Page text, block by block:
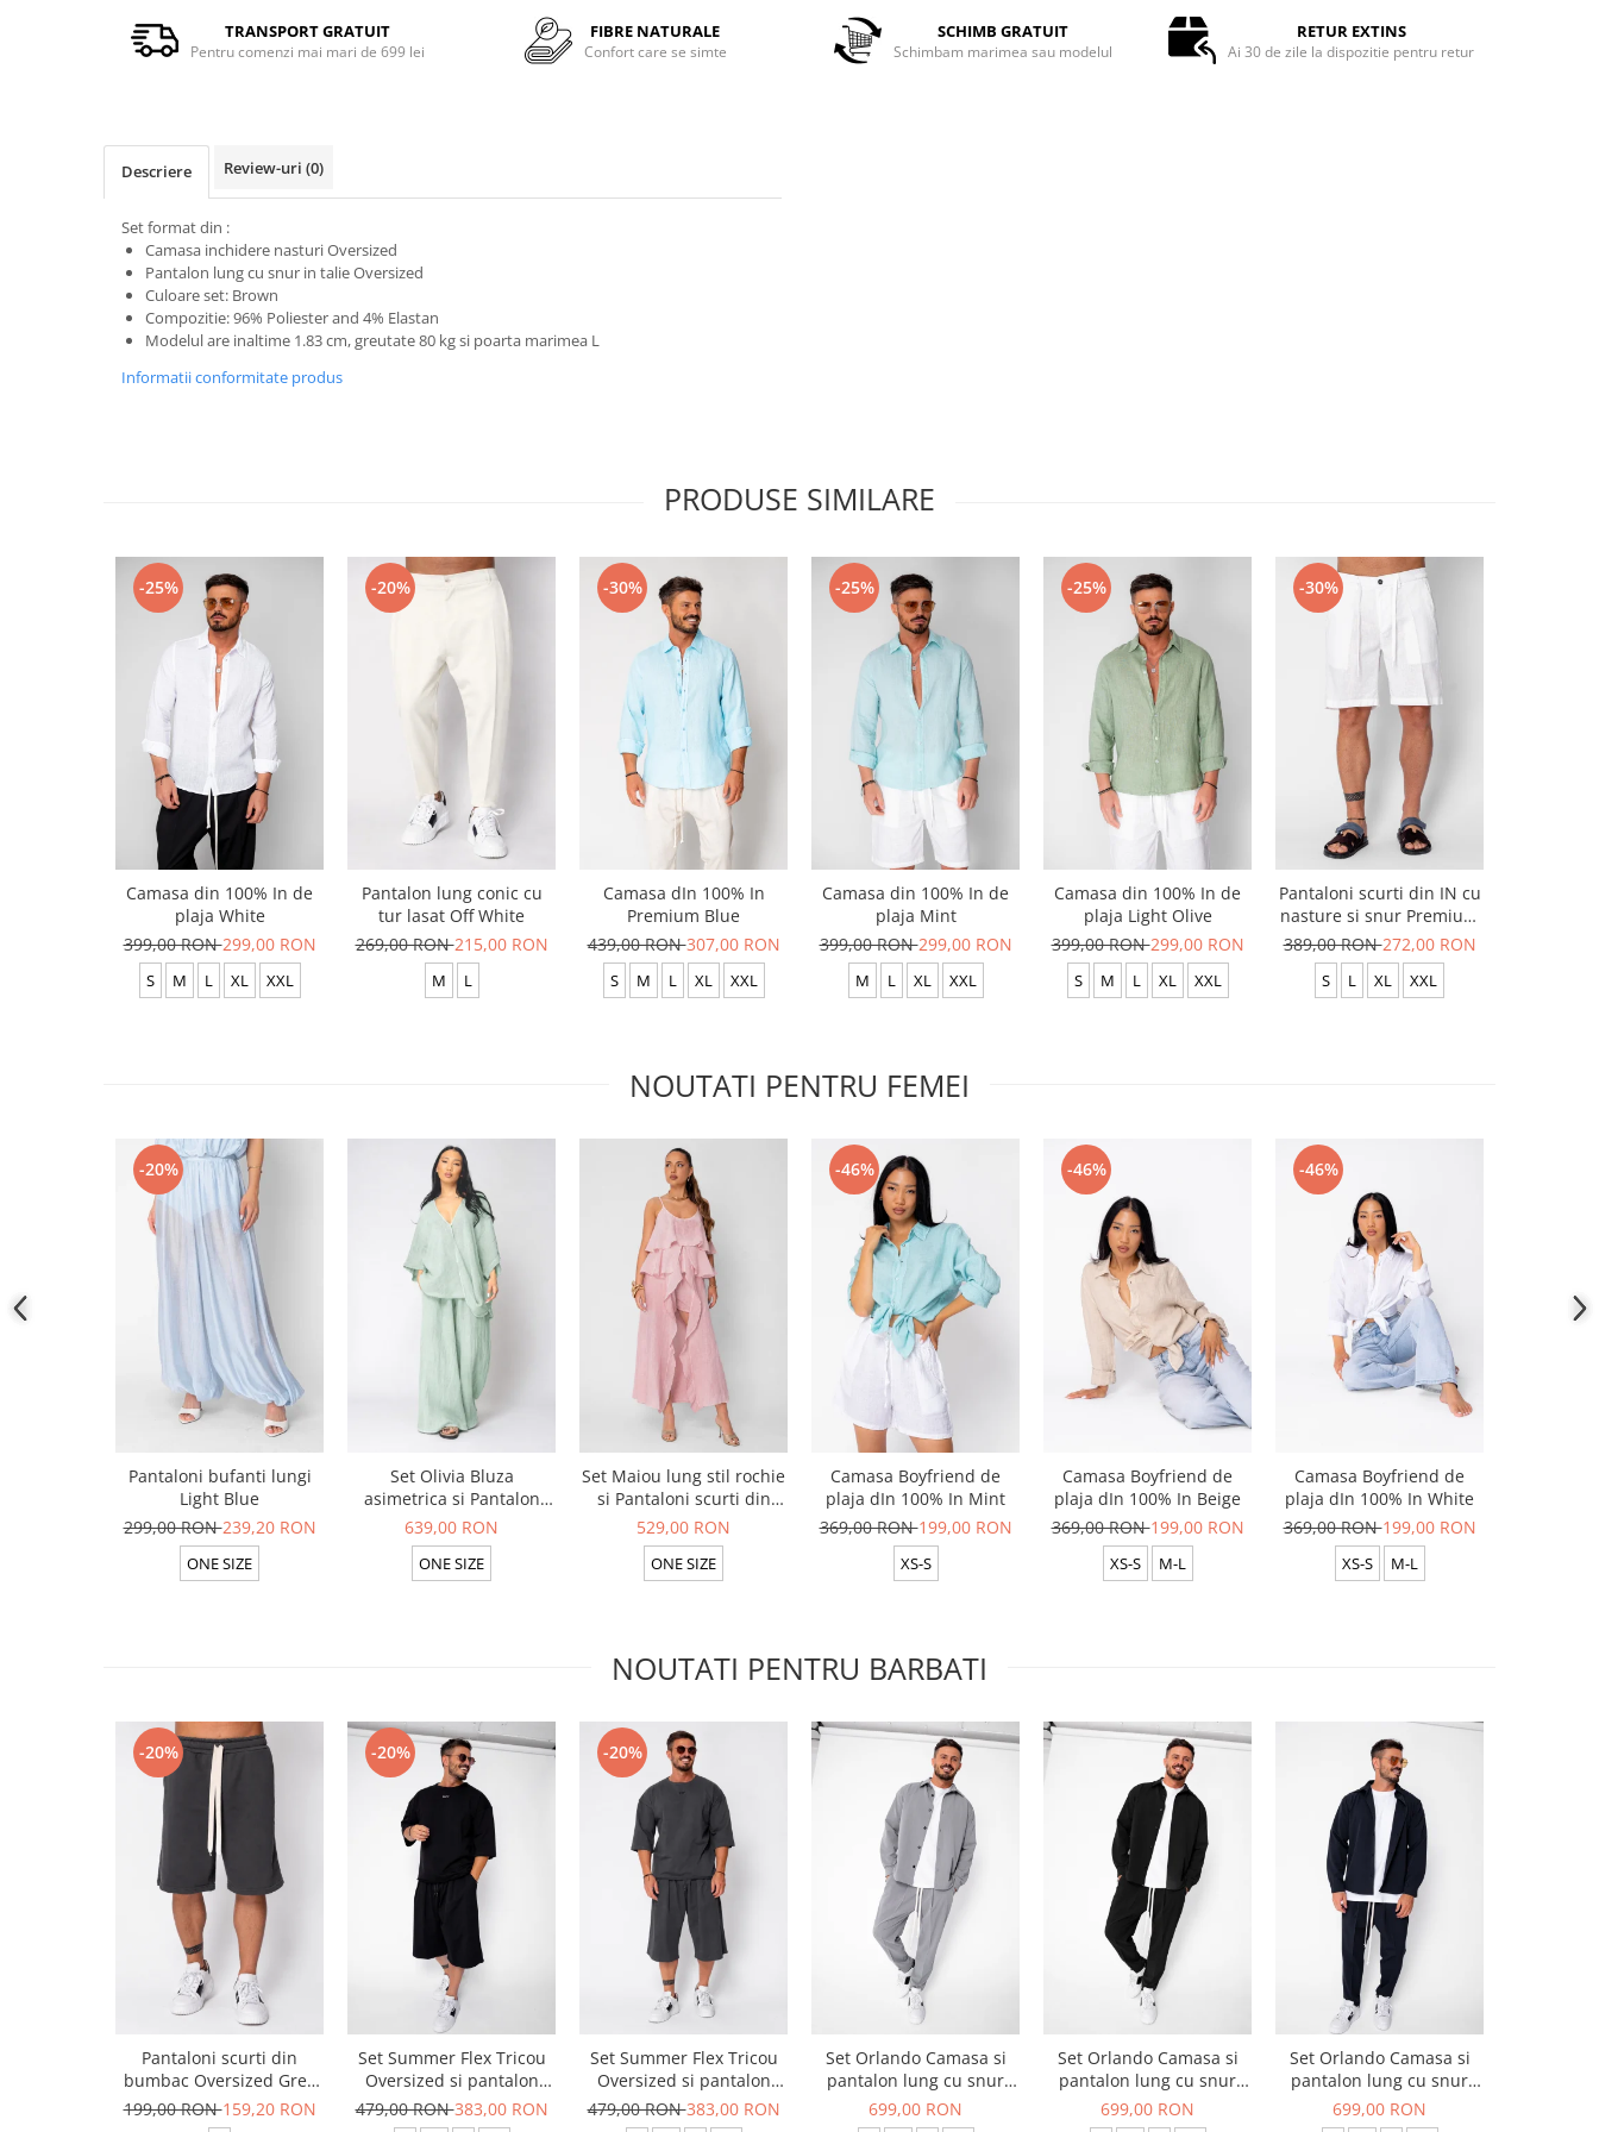
TRANSPORT GRATUIT
Pentru comenzi mai mari de 699 lei
FIBRE NATURALE
Confort care se simte
SCHIMB GRATUIT
Schimbam marimea sau modelul
RETUR EXTINS
Ai 30 de zile la dispozitie pentru retur
Descriere Review-uri (0)
Set format din :
Camasa inchidere nasturi Oversized
Pantalon lung cu snur in talie Oversized
Culoare set: Brown
Compozitie: 96% Poliester and 4% Elastan
Modelul are inaltime 1.83 cm, greutate 80 kg si poarta marimea L
Informatii conformitate produs
PRODUSE SIMILARE
-25%
Camasa din 100% In de
plaja White
399,00 RON299,00 RON
S M L XL XXL
-20%
Pantalon lung conic cu
tur lasat Off White
269,00 RON215,00 RON
M L
-30%
Camasa dIn 100% In
Premium Blue
439,00 RON307,00 RON
S M L XL XXL
-25%
Camasa din 100% In de
plaja Mint
399,00 RON299,00 RON
M L XL XXL
-25%
Camasa din 100% In de
plaja Light Olive
399,00 RON299,00 RON
S M L XL XXL
-30%
Pantaloni scurti din IN cu
nasture si snur Premium
Edition White
389,00 RON272,00 RON
S L XL XXL
NOUTATI PENTRU FEMEI
-20%
Pantaloni bufanti lungi
Light Blue
299,00 RON239,20 RON
ONE SIZE
Set Olivia Bluza
asimetrica si Pantalon
lung din 100% in Light
Olive
639,00 RON
ONE SIZE
Set Maiou lung stil rochie
si Pantaloni scurti din
100% in Rose
529,00 RON
ONE SIZE
-46%
Camasa Boyfriend de
plaja dIn 100% In Mint
369,00 RON199,00 RON
XS-S
-46%
Camasa Boyfriend de
plaja dIn 100% In Beige
369,00 RON199,00 RON
XS-S M-L
-46%
Camasa Boyfriend de
plaja dIn 100% In White
369,00 RON199,00 RON
XS-S M-L
NOUTATI PENTRU BARBATI
-20%
Pantaloni scurti din
bumbac Oversized Grey
Anthracite
199,00 RON159,20 RON
-20%
Set Summer Flex Tricou
Oversized si pantalon
scurt Baggy Black
479,00 RON383,00 RON
-20%
Set Summer Flex Tricou
Oversized si pantalon
scurt Baggy Grey
Anthracite
479,00 RON383,00 RON
Set Orlando Camasa si
pantalon lung cu snur
Premium Grey
699,00 RON
Set Orlando Camasa si
pantalon lung cu snur
Premium Black
699,00 RON
Set Orlando Camasa si
pantalon lung cu snur
Premium Navy
699,00 RON